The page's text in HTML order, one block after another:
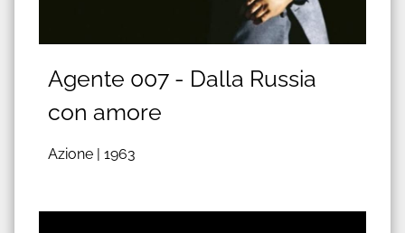
Agente 007 - Dalla Russia
con amore
Azione | 1963